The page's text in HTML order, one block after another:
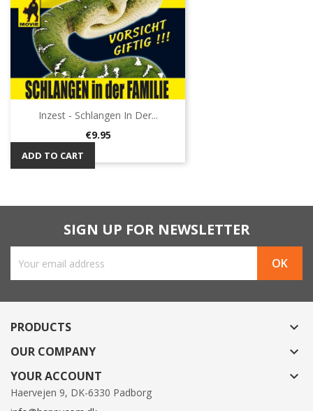
Inzest - Schlangen In Der...
Price
€9.95
ADD TO CART
SIGN UP FOR NEWSLETTER
PRODUCTS 
OUR COMPANY 
YOUR ACCOUNT 
Haervejen 9, DK-6330 Padborg